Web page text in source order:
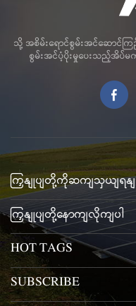
သို့ အစိမ်းရောင်စွမ်းအင်ဆောင်
စွမ်းအင်ပံ့ပိုးမှုပေးသည့်အိ
ကြှနျုပျတို့ကိုဆကျသှယျရနျ
ကြှနျုပျတို့နောကျလိုကျပါ
HOT TAGS
SUBSCRIBE